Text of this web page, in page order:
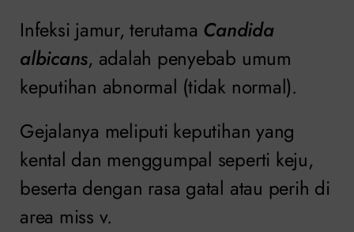
Infeksi jamur, terutama Candida
albicans, adalah penyebab umum
keputihan abnormal (tidak normal).
Gejalanya meliputi keputihan yang
kental dan menggumpal seperti keju,
beserta dengan rasa gatal atau perih di
area miss v.